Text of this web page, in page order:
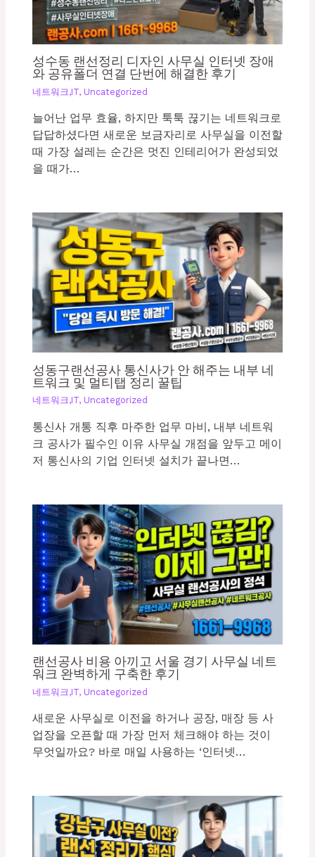
성수동 랜선정리 디자인 사무실 인터넷 장애
와 공유폴더 연결 단번에 해결한 후기
네트워크,IT, Uncategorized
늘어난 업무 효율, 하지만 툭툭 끊기는 네트워크로
답답하셨다면 새로운 보금자리로 사무실을 이전할
때 가장 설레는 순간은 멋진 인테리어가 완성되었
을 때가…
성동구랜선공사 통신사가 안 해주는 내부 네
트워크 및 멀티탭 정리 꿀팁
네트워크,IT, Uncategorized
통신사 개통 직후 마주한 업무 마비, 내부 네트워
크 공사가 필수인 이유 사무실 개점을 앞두고 메이
저 통신사의 기업 인터넷 설치가 끝나면…
랜선공사 비용 아끼고 서울 경기 사무실 네트
워크 완벽하게 구축한 후기
네트워크,IT, Uncategorized
새로운 사무실로 이전을 하거나 공장, 매장 등 사
업장을 오픈할 때 가장 먼저 체크해야 하는 것이
무엇일까요? 바로 매일 사용하는 ‘인터넷…